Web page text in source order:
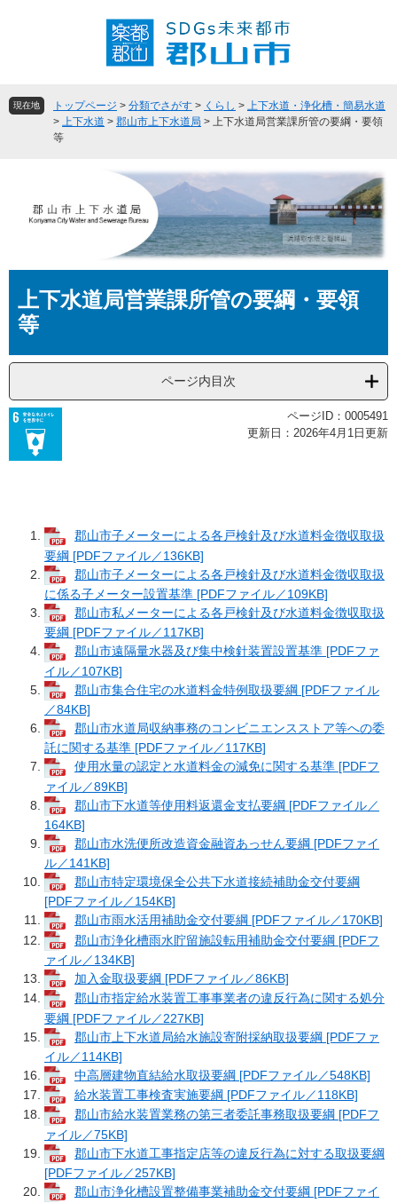
頭
飛現在地 トップページ > 分類でさがす > くらし > 上下水道・浄化槽・簡易水道
> 上下水道 > 郡山市上下水道局 > 上下水道局営業課所管の要綱・要領
等
上下水道局営業課所管の要綱・要領
等
ページ内目次
ページID：0005491
更新日：2026年4月1日更新
郡山市子メーターによる各戸検針及び水道料金徴収取扱
要綱 [PDFファイル／136KB]
郡山市子メーターによる各戸検針及び水道料金徴収取扱
に係る子メーター設置基準 [PDFファイル／109KB]
郡山市私メーターによる各戸検針及び水道料金徴収取扱
要綱 [PDFファイル／117KB]
郡山市遠隔量水器及び集中検針装置設置基準 [PDFファ
イル／107KB]
郡山市集合住宅の水道料金特例取扱要綱 [PDFファイル
／84KB]
郡山市水道局収納事務のコンビニエンスストア等への委
託に関する基準 [PDFファイル／117KB]
使用水量の認定と水道料金の減免に関する基準 [PDFフ
ァイル／89KB]
郡山市下水道等使用料返還金支払要綱 [PDFファイル／
164KB]
郡山市水洗便所改造資金融資あっせん要綱 [PDFファイ
ル／141KB]
郡山市特定環境保全公共下水道接続補助金交付要綱
[PDFファイル／154KB]
郡山市雨水活用補助金交付要綱 [PDFファイル／170KB]
郡山市浄化槽雨水貯留施設転用補助金交付要綱 [PDFフ
ァイル／134KB]
加入金取扱要綱 [PDFファイル／86KB]
郡山市指定給水装置工事事業者の違反行為に関する処分
要綱 [PDFファイル／227KB]
郡山市上下水道局給水施設寄附採納取扱要綱 [PDFファ
イル／114KB]
中高層建物直結給水取扱要綱 [PDFファイル／548KB]
給水装置工事検査実施要綱 [PDFファイル／118KB]
郡山市給水装置業務の第三者委託事務取扱要綱 [PDFフ
ァイル／75KB]
郡山市下水道工事指定店等の違反行為に対する取扱要綱
[PDFファイル／257KB]
郡山市浄化槽設置整備事業補助金交付要綱 [PDFファイ